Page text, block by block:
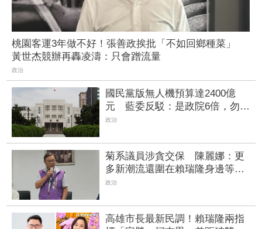
桃園客運3年做不好！張善政挨批「不如回鄉種菜」
黃世杰競辦再轟凌濤：只會蹭流量
政治
國民黨版無人機預算達2400億
元 藍委反駁：是政院6倍，勿造
謠杯葛
政治
菊系議員涉貪交保 陳麗娜：更
多新潮流還圍在賴瑞隆身邊等著
掌權
政治
高雄市長最新民調！賴瑞隆兩指